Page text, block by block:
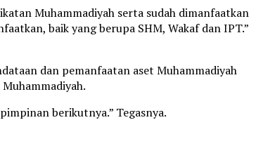
Muhammadiyah serta sudah dimanfaatkan
baik yang berupa SHM, Wakaf dan IPT.”
dan pemanfaatan aset Muhammadiyah
berikutnya.” Tegasnya.